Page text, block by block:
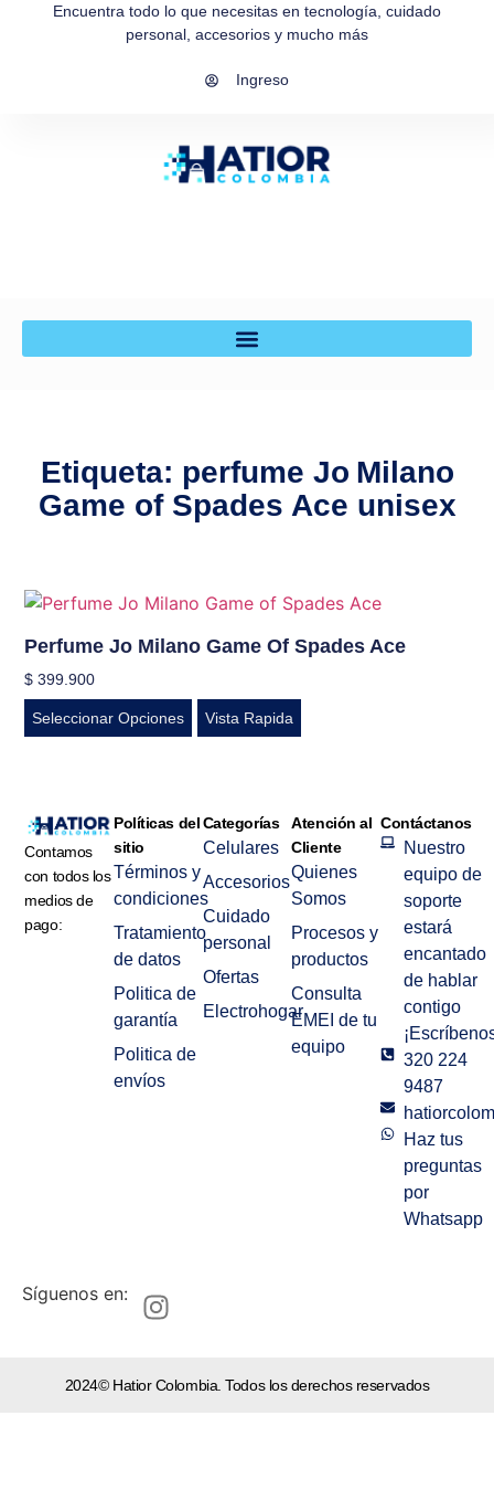
Encuentra todo lo que necesitas en tecnología, cuidado
personal, accesorios y mucho más
Ingreso
Etiqueta: perfume Jo Milano
Game of Spades Ace unisex
Perfume Jo Milano Game Of Spades Ace
$ 399.900
Seleccionar Opciones Vista Rapida
Contamos
con todos los
medios de
pago:
Políticas del
sitio
Términos y
condiciones
Tratamiento
de datos
Politica de
garantía
Politica de
envíos
Categorías
Celulares
Accesorios
Cuidado
personal
Ofertas
Electrohogar
Atención al
Cliente
Quienes
Somos
Procesos y
productos
Consulta
EMEI de tu
equipo
Contáctanos
Nuestro
equipo de
soporte
estará
encantado
de hablar
contigo
320 224
9487
Haz tus
preguntas
por
Whatsapp
Síguenos en:
2024© Hatior Colombia. Todos los derechos reservados